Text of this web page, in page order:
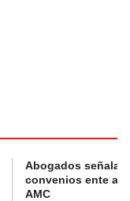
Abogados
convenios ente
AMC